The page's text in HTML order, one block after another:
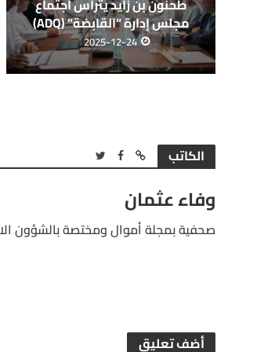
طحنون بن زايد يترأس اجتماع
مجلس إدارة “القابضة” (ADQ)
2025-12-24
الكاتب
وفاء عثمان
صحفية بمجلة أموال ومختصة بالشؤون
أضف تعليق